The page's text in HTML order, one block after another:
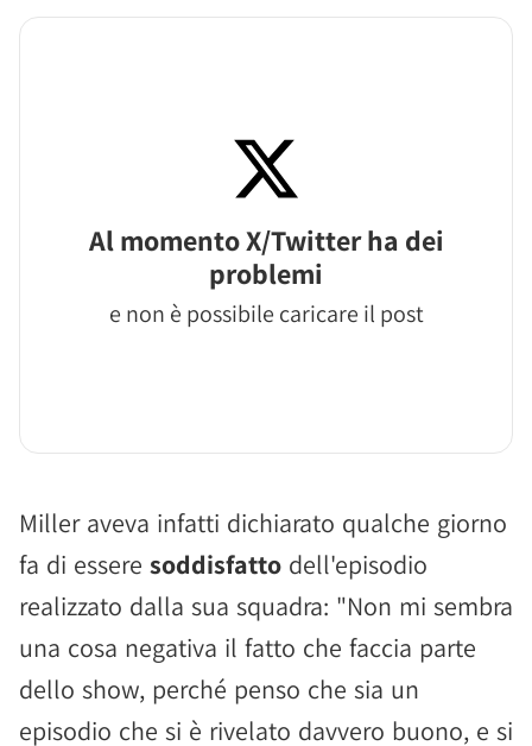
Al momento X/Twitter ha dei
problemi
e non è possibile caricare il post
Miller aveva infatti dichiarato qualche giorno
fa di essere soddisfatto dell'episodio
realizzato dalla sua squadra: "Non mi sembra
una cosa negativa il fatto che faccia parte
dello show, perché penso che sia un
episodio che si è rivelato davvero buono, e si